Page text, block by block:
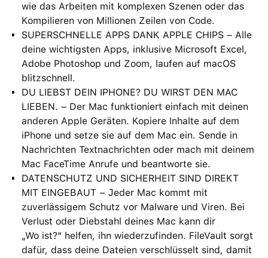
wie das Arbeiten mit komplexen Szenen oder das
Kompilieren von Millionen Zeilen von Code.
SUPERSCHNELLE APPS DANK APPLE CHIPS – Alle
deine wichtigsten Apps, inklusive Microsoft Excel,
Adobe Photoshop und Zoom, laufen auf macOS
blitzschnell.
DU LIEBST DEIN IPHONE? DU WIRST DEN MAC
LIEBEN. – Der Mac funktioniert einfach mit deinen
anderen Apple Geräten. Kopiere Inhalte auf dem
iPhone und setze sie auf dem Mac ein. Sende in
Nachrichten Textnachrichten oder mach mit deinem
Mac FaceTime Anrufe und beantworte sie.
DATENSCHUTZ UND SICHERHEIT SIND DIREKT
MIT EINGEBAUT − Jeder Mac kommt mit
zuverlässigem Schutz vor Malware und Viren. Bei
Verlust oder Diebstahl deines Mac kann dir
„Wo ist?“ helfen, ihn wiederzufinden. FileVault sorgt
dafür, dass deine Dateien verschlüsselt sind, damit